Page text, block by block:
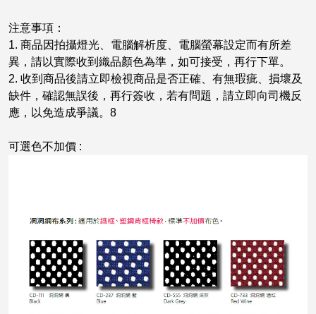
注意事項：
1. 商品因拍攝燈光、電腦解析度、電腦螢幕設定而有所差
異，請以實際收到織品顏色為準，如可接受，再行下單。
2. 收到商品後請立即檢視商品是否正確、有無瑕疵、損壞及
缺件，確認無誤後，再行簽收，若有問題，請立即向司機反
應，以免造成爭議。8
可選色不加價 :